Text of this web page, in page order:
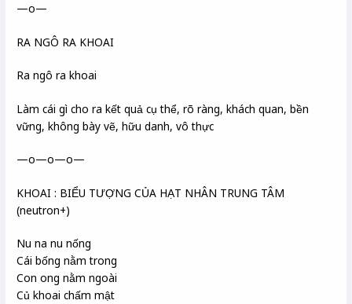
—o—
RA NGÔ RA KHOAI
Ra ngô ra khoai
Làm cái gì cho ra kết quả cụ thể, rõ ràng, khách quan, bền
vững, không bày vẽ, hữu danh, vô thực
—o—o—o—
KHOAI : BIỂU TƯỢNG CỦA HẠT NHÂN TRUNG TÂM
(neutron+)
Nu na nu nống
Cái bống nằm trong
Con ong nằm ngoài
Củ khoai chấm mật